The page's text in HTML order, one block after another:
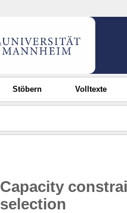
Stöbern Volltexte
Capacity
selection